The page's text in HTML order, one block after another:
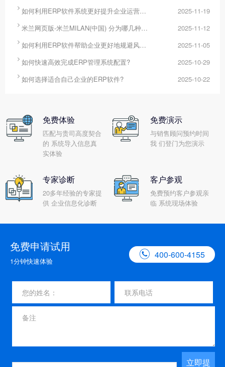
改造”的困境。那么您知道如何
选择适合自己企业的ERP软件
续发展的核心支撑。
 如何利用ERP软件系统更好提升企业运营效率? 2025-11-19
 米兰网页版-米兰MILAN(中国) 分为哪几种类型? 2025-11-12
 如何利用ERP软件帮助企业更好地规避风险? 2025-11-05
 如何快速高效完成ERP管理系统配置? 2025-10-29
 如何选择适合自己企业的ERP软件? 2025-10-22
免费体验
匹配与贵司高度契合
的 系统导入信息真
实体验
免费演示
与销售顾问预约时间
我 们登门为您演示
专家诊断
20多年经验的专家提
供 企业信息化诊断
客户参观
免费预约客户参观亲
临 系统现场体验
免费申请试用
1分钟快速体验
 400-600-4155
立即提